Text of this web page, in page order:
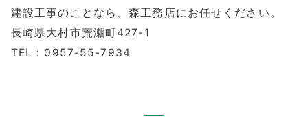
建設工事のことなら、森工務店にお任せください。
長崎県大村市荒瀬町427-1
TEL：0957-55-7934